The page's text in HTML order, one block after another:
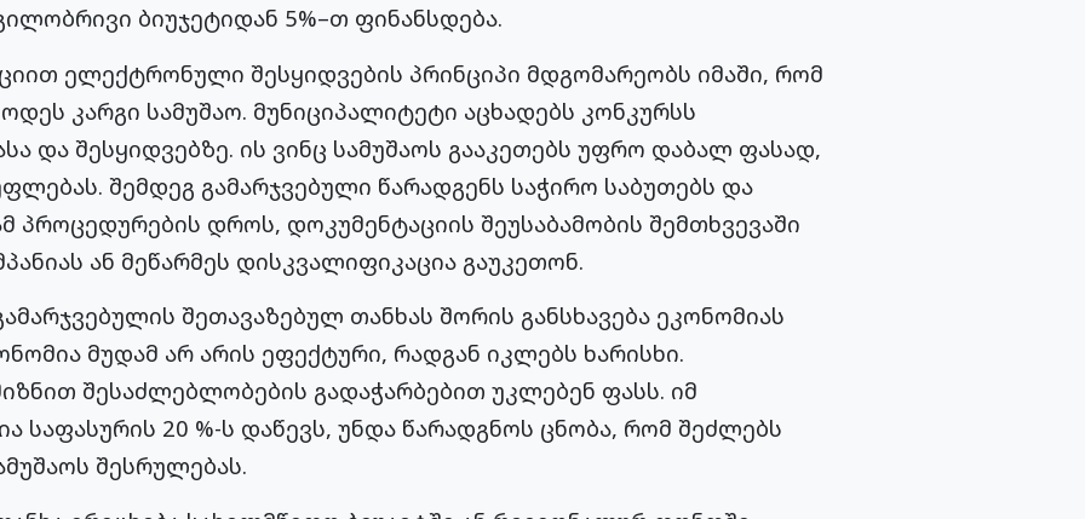
ბიუჯეტიდან 5%–თ ფინანსდება.
ელექტრონული შესყიდვების პრინციპი მდგომარეობს იმაში, რომ
კარგი სამუშაო. მუნიციპალიტეტი აცხადებს კონკურსს
და შესყიდვებზე. ის ვინც სამუშაოს გააკეთებს უფრო დაბალ ფასად,
შემდეგ გამარჯვებული წარადგენს საჭირო საბუთებს და
პროცედურების დროს, დოკუმენტაციის შეუსაბამობის შემთხვევაში
ან მეწარმეს დისკვალიფიკაცია გაუკეთონ.
შეთავაზებულ თანხას შორის განსხავება ეკონომიას
მუდამ არ არის ეფექტური, რადგან იკლებს ხარისხი.
შესაძლებლობების გადაჭარბებით უკლებენ ფასს. იმ
საფასურის 20 %-ს დაწევს, უნდა წარადგნოს ცნობა, რომ შეძლებს
შესრულებას.